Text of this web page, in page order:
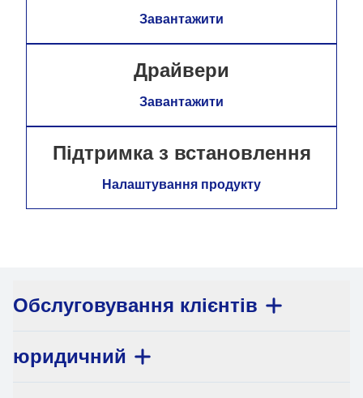
Завантажити
Драйвери
Завантажити
Підтримка з встановлення
Налаштування продукту
Обслуговування клієнтів
юридичний